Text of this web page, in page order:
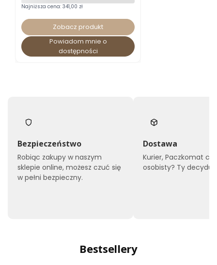
Najniższa cena: 341,00 zł
Zobacz produkt
Powiadom mnie o
dostępności
Bezpieczeństwo
Robiąc zakupy w naszym
sklepie online, możesz czuć się
w pełni bezpieczny.
Dostawa
Kurier, Paczkomat
osobisty? Ty
Bestsellery